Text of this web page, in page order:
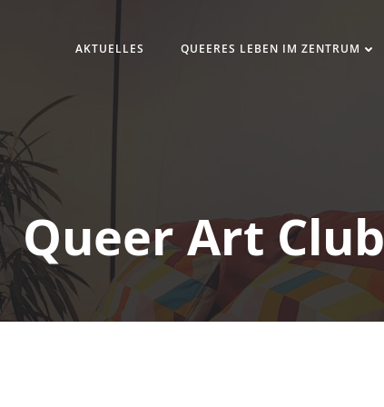
AKTUELLES QUEERES LEBEN IM ZENTRUM
Queer Art Club